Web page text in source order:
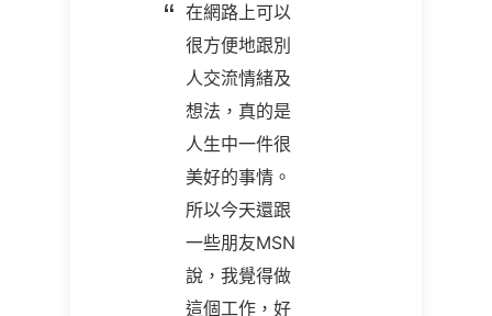
在網路上可以
很方便地跟別
人交流情緒及
想法，真的是
人生中一件很
美好的事情。
所以今天還跟
一些朋友MSN
說，我覺得做
這個工作，好